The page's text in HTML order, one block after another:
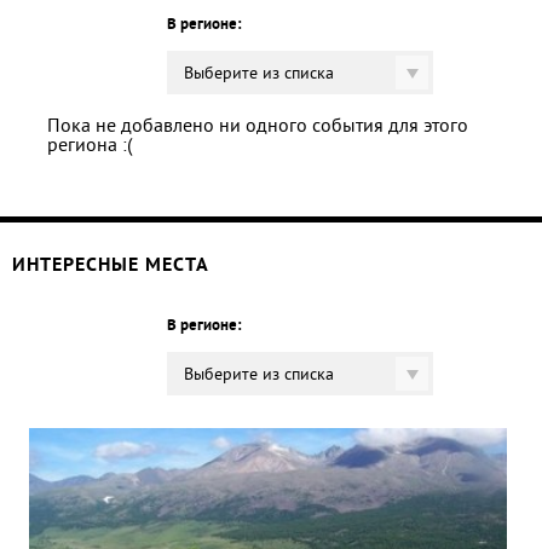
В регионе:
Выберите из списка
Пока не добавлено ни одного события для этого
региона :(
ИНТЕРЕСНЫЕ МЕСТА
В регионе:
Выберите из списка